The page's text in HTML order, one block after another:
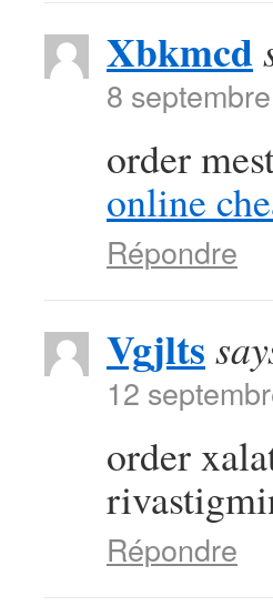
Xbkmcd
8
order
online
Répondre
Vgjlts
12
order
Répondre